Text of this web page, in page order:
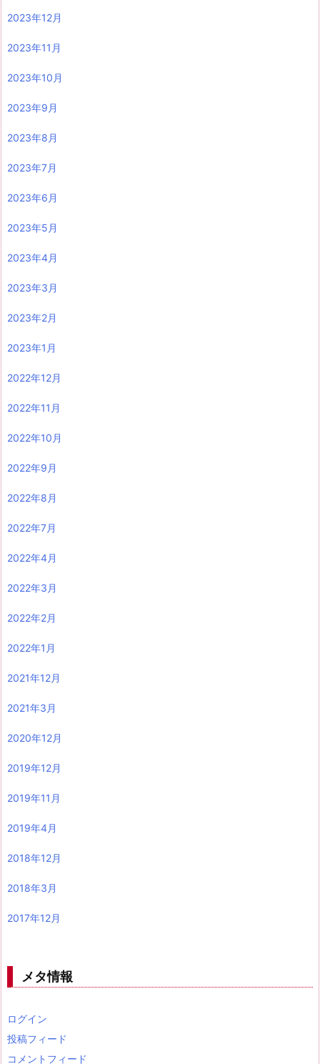
2023年12月
2023年11月
2023年10月
2023年9月
2023年8月
2023年7月
2023年6月
2023年5月
2023年4月
2023年3月
2023年2月
2023年1月
2022年12月
2022年11月
2022年10月
2022年9月
2022年8月
2022年7月
2022年4月
2022年3月
2022年2月
2022年1月
2021年12月
2021年3月
2020年12月
2019年12月
2019年11月
2019年4月
2018年12月
2018年3月
2017年12月
メタ情報
ログイン
投稿フィード
コメントフィード